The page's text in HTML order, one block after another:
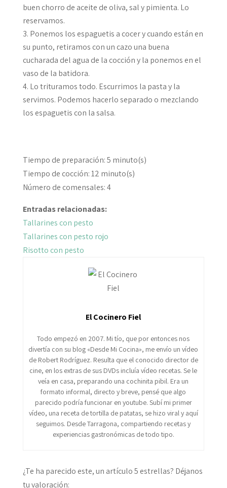
buen chorro de aceite de oliva, sal y pimienta. Lo
reservamos.
Ponemos los espaguetis a cocer y cuando están en
su punto, retiramos con un cazo una buena
cucharada del agua de la cocción y la ponemos en el
vaso de la batidora.
Lo trituramos todo. Escurrimos la pasta y la
servimos. Podemos hacerlo separado o mezclando
los espaguetis con la salsa.
Tiempo de preparación:5 minuto(s)
Tiempo de cocción:12 minuto(s)
Número de comensales:4
Entradas relacionadas:
Tallarines con pesto
Tallarines con pesto rojo
Risotto con pesto
El Cocinero Fiel
Todo empezó en 2007. Mi tío, que por entonces nos
divertía con su blog «Desde Mi Cocina», me envío un vídeo
de Robert Rodríguez. Resulta que el conocido director de
cine, en los extras de sus DVDs incluía vídeo recetas. Se le
veía en casa, preparando una cochinita pibil. Era un
formato informal, directo y breve, pensé que algo
parecido podría funcionar en youtube. Subí mi primer
vídeo, una receta de tortilla de patatas, se hizo viral y aquí
seguimos. Desde Tarragona, compartiendo recetas y
experiencias gastronómicas de todo tipo.
¿Te ha parecido este, un artículo 5 estrellas? Déjanos
tu valoración: